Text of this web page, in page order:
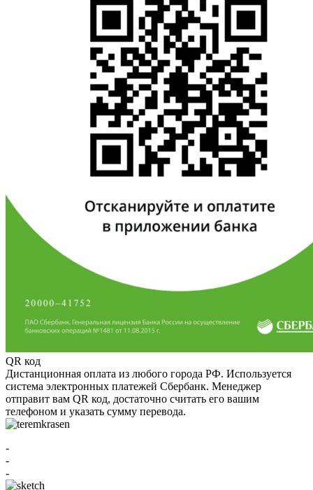
QR код
Дистанционная оплата из любого города РФ. Используется
система электронных платежей Сбербанк. Менеджер
отправит вам QR код, достаточно считать его вашим
телефоном и указать сумму перевода.
-
-
-